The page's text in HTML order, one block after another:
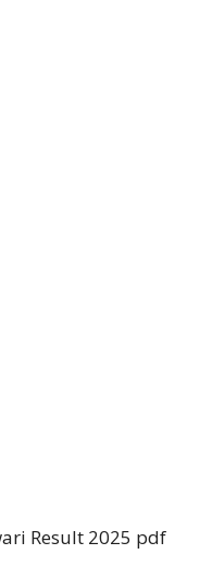
Result 2025 pdf